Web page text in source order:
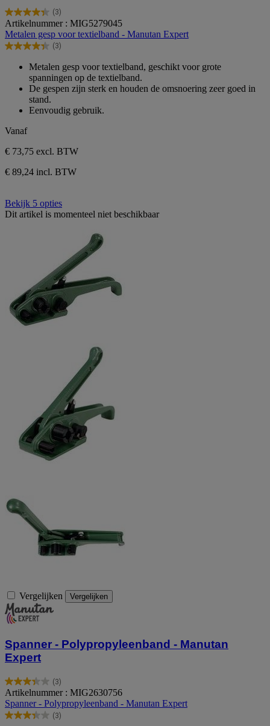
(3)
4.3
van
de
5
beoordelingen
Artikelnummer : MIG5279045
Metalen gesp voor textielband - Manutan Expert
(3)
4.3
sterren.
beoordelingen
Metalen gesp voor textielband, geschikt voor grote
spanningen op de textielband.
De gespen zijn sterk en houden de omsnoering zeer goed in
stand.
Eenvoudig gebruik.
Vanaf
€ 73,75 excl. BTW
€ 89,24 incl. BTW
Bekijk 5 opties
Dit artikel is momenteel niet beschikbaar
Vergelijken Vergelijken
Spanner - Polypropyleenband - Manutan
Expert
(3)
3.3
van
de
5
Artikelnummer : MIG2630756
Spanner - Polypropyleenband - Manutan Expert
(3)
3.3